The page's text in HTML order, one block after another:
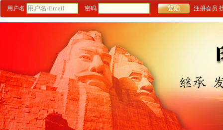
用户名 密码 注册会员